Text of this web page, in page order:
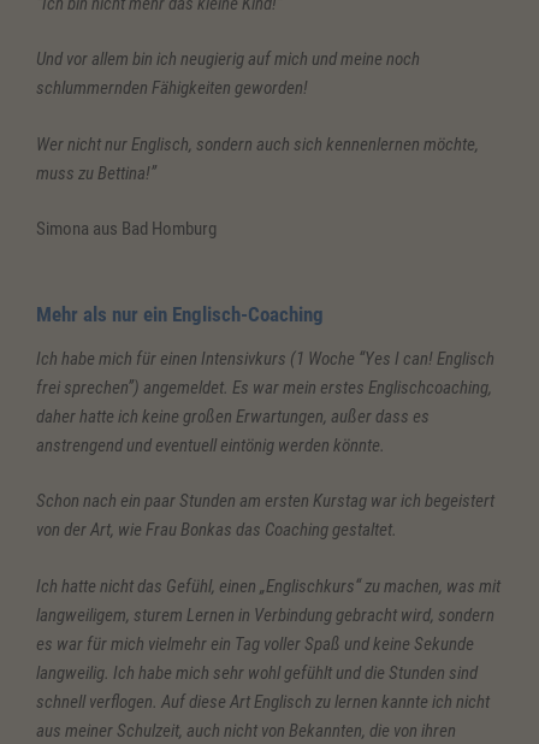
Und vor allem bin ich neugierig auf mich und meine noch
schlummernden Fähigkeiten geworden!
Wer nicht nur Englisch, sondern auch sich kennenlernen möchte,
muss zu Bettina!”
Simona aus Bad Homburg
Mehr als nur ein Englisch-Coaching
Ich habe mich für einen Intensivkurs (1 Woche “Yes I can! Englisch
frei sprechen”) angemeldet. Es war mein erstes Englischcoaching,
daher hatte ich keine großen Erwartungen, außer dass es
anstrengend und eventuell eintönig werden könnte.
Schon nach ein paar Stunden am ersten Kurstag war ich begeistert
von der Art, wie Frau Bonkas das Coaching gestaltet.
Ich hatte nicht das Gefühl, einen „Englischkurs“ zu machen, was mit
langweiligem, sturem Lernen in Verbindung gebracht wird, sondern
es war für mich vielmehr ein Tag voller Spaß und keine Sekunde
langweilig. Ich habe mich sehr wohl gefühlt und die Stunden sind
schnell verflogen. Auf diese Art Englisch zu lernen kannte ich nicht
aus meiner Schulzeit, auch nicht von Bekannten, die von ihren